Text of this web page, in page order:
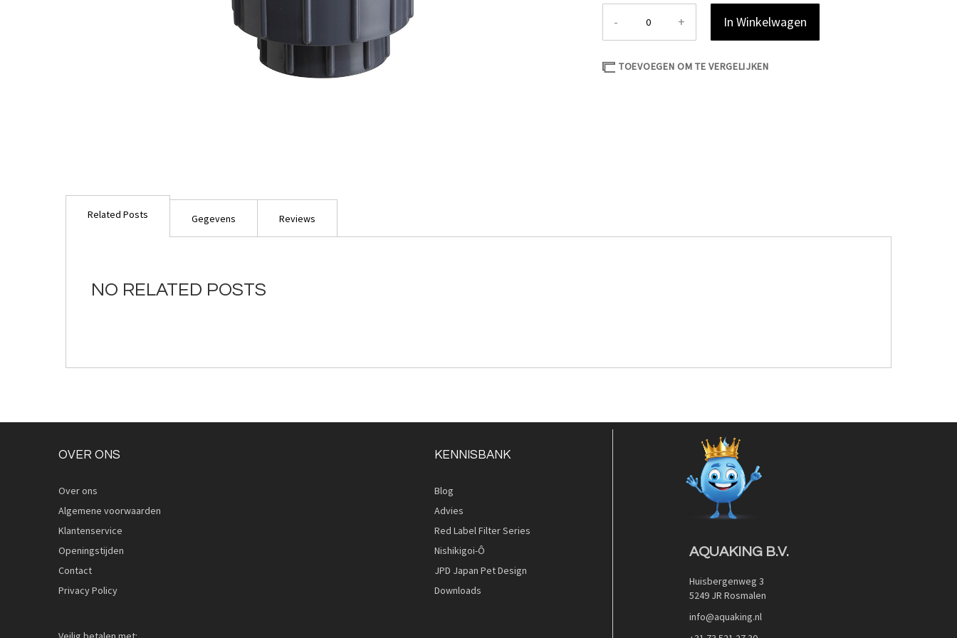
- + In Winkelwagen
TOEVOEGEN OM TE VERGELIJKEN
gallerij
Related Posts
NO RELATED POSTS
Gegevens Reviews
OVER ONS
Over ons
Algemene voorwaarden
Klantenservice
Openingstijden
Contact
Privacy Policy
KENNISBANK
Blog
Advies
Red Label Filter Series
Nishikigoi-Ô
JPD Japan Pet Design
Downloads
AQUAKING B.V.
Huisbergenweg 3
5249 JR Rosmalen
info@aquaking.nl